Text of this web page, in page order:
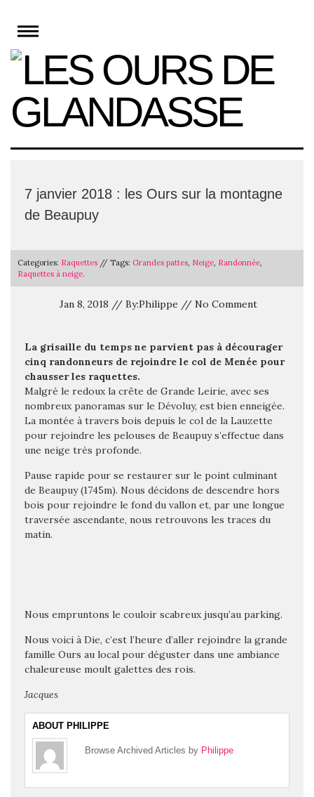
content
7 janvier 2018 : les Ours sur la montagne
de Beaupuy
Categories: Raquettes // Tags: Grandes pattes, Neige, Randonnée,
Raquettes à neige.
Jan 8, 2018 // By:Philippe // No Comment
La grisaille du temps ne parvient pas à décourager
cinq randonneurs de rejoindre le col de Menée pour
chausser les raquettes.
Malgré le redoux la crête de Grande Leirie, avec ses
nombreux panoramas sur le Dévoluy, est bien enneigée.
La montée à travers bois depuis le col de la Lauzette
pour rejoindre les pelouses de Beaupuy s’effectue dans
une neige très profonde.
Pause rapide pour se restaurer sur le point culminant
de Beaupuy (1745m). Nous décidons de descendre hors
bois pour rejoindre le fond du vallon et, par une longue
traversée ascendante, nous retrouvons les traces du
matin.
Nous empruntons le couloir scabreux jusqu’au parking.
Nous voici à Die, c’est l’heure d’aller rejoindre la grande
famille Ours au local pour déguster dans une ambiance
chaleureuse moult galettes des rois.
Jacques
ABOUT PHILIPPE
Browse Archived Articles by Philippe